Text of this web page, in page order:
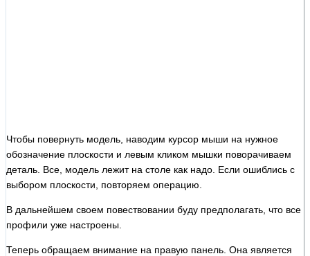
Чтобы повернуть модель, наводим курсор мыши на нужное
обозначение плоскости и левым кликом мышки поворачиваем
деталь. Все, модель лежит на столе как надо. Если ошиблись с
выбором плоскости, повторяем операцию.
В дальнейшем своем повествовании буду предполагать, что все
профили уже настроены.
Теперь обращаем внимание на правую панель. Она является